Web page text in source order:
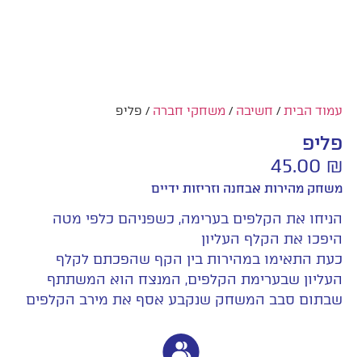
עמוד הבית/ חשיבה / משחקי חברה / פליפ
פליפ
45.00 ₪
משחק מהירות אבחנה וזריזות ידיים
הניחו את הקלפים בערימה, כשפניהם כלפי מטה
היפכו את הקלף העליון
כעת התאימו במהירות בין הקף שהפכתם לקלף
העליון שבערימת הקלפים, המנצח הוא המשתתף
שבתום סבב המשחק שנקבע אסף את מירב הקלפים